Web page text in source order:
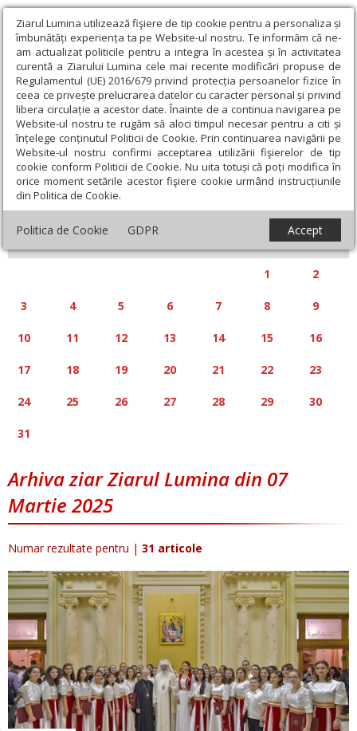
Ziarul Lumina utilizează fişiere de tip cookie pentru a personaliza și
îmbunătăți experiența ta pe Website-ul nostru. Te informăm că ne-
am actualizat politicile pentru a integra în acestea și în activitatea
curentă a Ziarului Lumina cele mai recente modificări propuse de
Regulamentul (UE) 2016/679 privind protecția persoanelor fizice în
ceea ce privește prelucrarea datelor cu caracter personal și privind
libera circulație a acestor date. Înainte de a continua navigarea pe
Website-ul nostru te rugăm să aloci timpul necesar pentru a citi și
înțelege conținutul Politicii de Cookie. Prin continuarea navigării pe
Website-ul nostru confirmi acceptarea utilizării fişierelor de tip
cookie conform Politicii de Cookie. Nu uita totuși că poți modifica în
orice moment setările acestor fişiere cookie urmând instrucțiunile
din Politica de Cookie.
Politica de Cookie GDPR Accept
Calendar articole
« »
MARTIE 2025
S D
1 2
3 4 5 6 7 8 9
10 11 12 13 14 15 16
17 18 19 20 21 22 23
24 25 26 27 28 29 30
31
Arhiva ziar Ziarul Lumina din 07
Martie 2025
Numar rezultate pentru | 31 articole